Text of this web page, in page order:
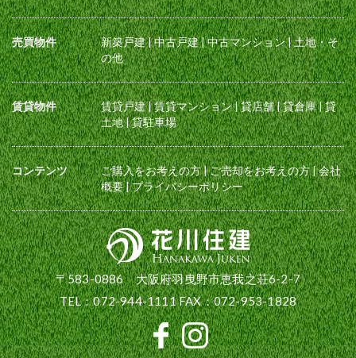
売買物件 新築戸建|中古戸建|中古マンション|土地・そ
の他
賃貸物件 賃貸戸建|賃貸マンション|貸店舗|貸倉庫|貸
土地|貸駐車場
コンテンツ ご購入をお考えの方|ご売却をお考えの方|会社
概要|プライバシーポリシー
〒583-0886 大阪府羽曳野市恵我之荘6-2-7
TEL：072-944-1111 FAX：072-953-1828